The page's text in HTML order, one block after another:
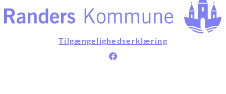
Tilgængelighedserklæring